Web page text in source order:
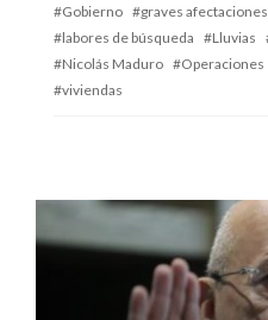
Gobierno
graves afectaciones
labores de búsqueda
Lluvias
Nicolás Maduro
Operaciones
viviendas